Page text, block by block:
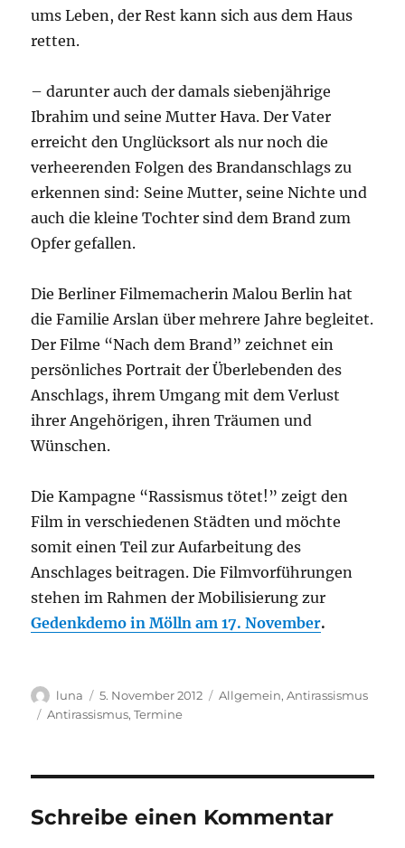
ums Leben, der Rest kann sich aus dem Haus
retten.
– darunter auch der damals siebenjährige
Ibrahim und seine Mutter Hava. Der Vater
erreicht den Unglücksort als nur noch die
verheerenden Folgen des Brandanschlags zu
erkennen sind: Seine Mutter, seine Nichte und
auch die kleine Tochter sind dem Brand zum
Opfer gefallen.
Die Berliner Filmemacherin Malou Berlin hat
die Familie Arslan über mehrere Jahre begleitet.
Der Filme “Nach dem Brand” zeichnet ein
persönliches Portrait der Überlebenden des
Anschlags, ihrem Umgang mit dem Verlust
ihrer Angehörigen, ihren Träumen und
Wünschen.
Die Kampagne “Rassismus tötet!” zeigt den
Film in verschiedenen Städten und möchte
somit einen Teil zur Aufarbeitung des
Anschlages beitragen. Die Filmvorführungen
stehen im Rahmen der Mobilisierung zur
Gedenkdemo in Mölln am 17. November.
Autor
luna
Veröffentlicht
am
5. November 2012 Kategorien
Allgemein,Antirassismus
Schlagwörter
Antirassismus,Termine
Schreibe einen Kommentar